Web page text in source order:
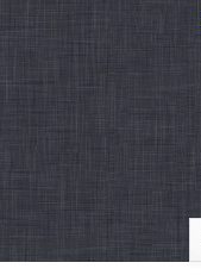
Skip to main content